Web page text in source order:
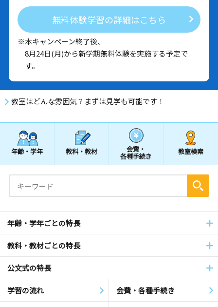
無料体験学習の詳細はこちら
※本キャンペーン終了後、
8月24日(月)から新学期無料体験を実施する予定で
す。
教室はどんな雰囲気？まずは見学も可能です！
年齢・学年 教科・教材 会費・
各種手続き
教室検索
年齢・学年ごとの特長
教科・教材ごとの特長
公文式の特長
学習の流れ 会費・各種手続き